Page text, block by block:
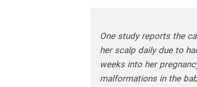
One study reports the
her scalp daily due to
weeks into her
malformations in the